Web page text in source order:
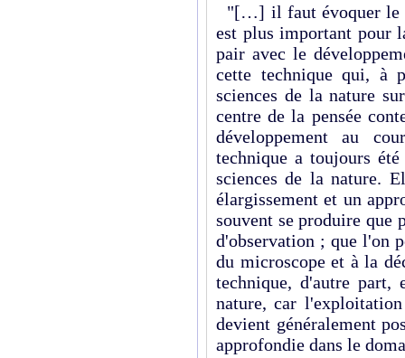
"[…] il faut évoquer le
est plus important pour
pair avec le
cette technique qui, à
sciences de la nature
centre de la pensée
développe­ment au
technique a toujours
sciences de la nature.
élargissement et un
souvent se produire que
d'observation ; que l'on
du microscope et à la
technique, d'autre part,
nature, car
devient généralement
approfondie dans le